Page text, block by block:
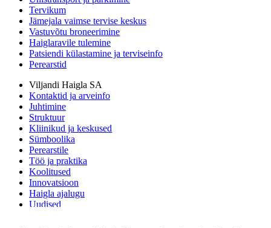
Tervikum
Jämejala vaimse tervise keskus
Vastuvõtu broneerimine
Haiglaravile tulemine
Patsiendi külastamine ja terviseinfo
Perearstid
Viljandi Haigla SA
Kontaktid ja arveinfo
Juhtimine
Struktuur
Kliinikud ja keskused
Sümboolika
Perearstile
Töö ja praktika
Koolitused
Innovatsioon
Haigla ajalugu
Uudised